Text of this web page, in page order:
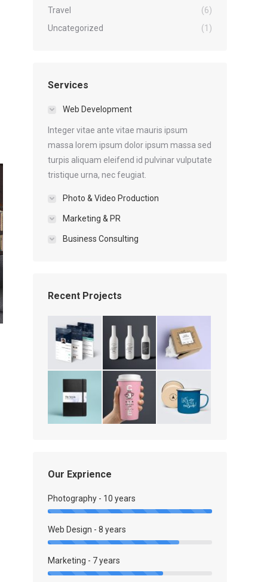
Travel
(6)
Uncategorized
(1)
Services
Web Development
Integer vitae ante vitae mauris ipsum
massa lorem ipsum dolor ipsum massa sed
turpis aliquam eleifend id pulvinar vulputate
tristique urna, nec feugiat.
Photo & Video Production
Marketing & PR
Business Consulting
Recent Projects
Our Exprience
Photography - 10 years
Web Design - 8 years
Marketing - 7 years